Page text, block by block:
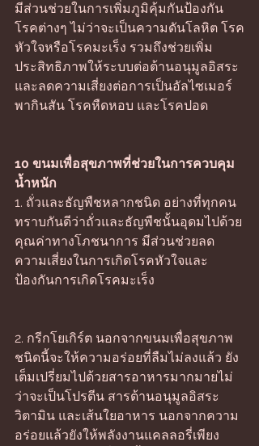
มีส่วนช่วยในการเพิ่มภูมิคุ้มกันป้องกัน
โรคต่างๆ ไม่ว่าจะเป็นความดันโลหิต โรค
หัวใจหรือโรคมะเร็ง รวมถึงช่วยเพิ่ม
ประสิทธิภาพให้ระบบต่อต้านอนุมูลอิสระ
และลดความเสี่ยงต่อการเป็นอัลไซเมอร์
พากินสัน โรคหืดหอบ และโรคปอด
10 ขนมเพื่อสุขภาพที่ช่วยในการควบคุม
น้ำหนัก
1. ถั่วและธัญพืชหลากชนิด อย่างที่ทุกคน
ทราบกันดีว่าถั่วและธัญพืชนั้นอุดมไปด้วย
คุณค่าทางโภชนาการ มีส่วนช่วยลด
ความเสี่ยงในการเกิดโรคหัวใจและ
ป้องกันการเกิดโรคมะเร็ง
2. กรีกโยเกิร์ต นอกจากขนมเพื่อสุขภาพ
ชนิดนี้จะให้ความอร่อยที่ลืมไม่ลงแล้ว ยัง
เต็มเปรี่ยมไปด้วยสารอาหารมากมายไม่
ว่าจะเป็นโปรตีน สารต้านอนุมูลอิสระ
วิตามิน และเส้นใยอาหาร นอกจากความ
อร่อยแล้วยังให้พลังงานแคลลอรี่เพียง